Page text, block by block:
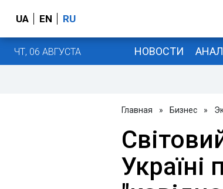
UA EN RU
ЧТ, 06 АВГУСТА НОВОСТИ
Главная » Бизнес »